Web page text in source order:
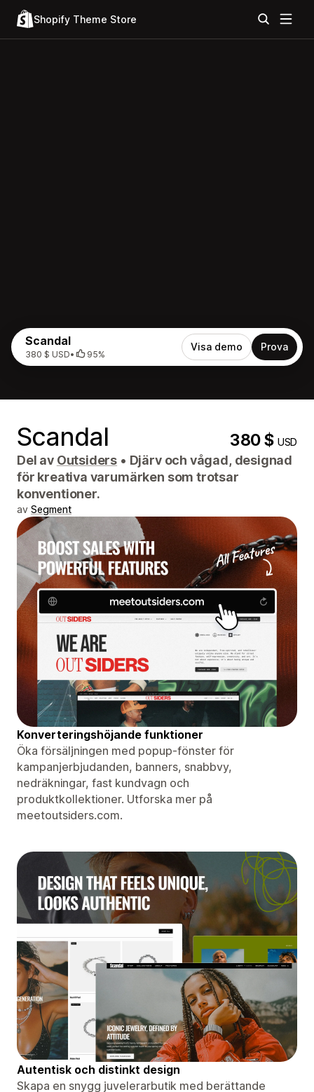
Shopify Theme Store
Scandal
380 $ USD• 95%
Visa demo Prova
Scandal 380 $USD
Del av Outsiders • Djärv och vågad, designad
för kreativa varumärken som trotsar
konventioner.
av Segment
Konverteringshöjande funktioner
Öka försäljningen med popup-fönster för
kampanjerbjudanden, banners, snabbvy,
nedräkningar, fast kundvagn och
produktkollektioner. Utforska mer på
meetoutsiders.com.
Autentisk och distinkt design
Skapa en snygg juvelerarbutik med berättande